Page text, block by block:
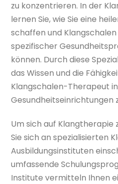
zu konzentrieren. In der
lernen Sie, wie Sie eine
schaffen und
spezifischer
können. Durch diese
das Wissen und die
Klangschalen-Therapeut
Gesundheitseinrichtungen
Um sich auf Klangtherapie
Sie sich an spezialisierten
Ausbildungsinstituten
umfassende
Institute vermitteln Ihnen